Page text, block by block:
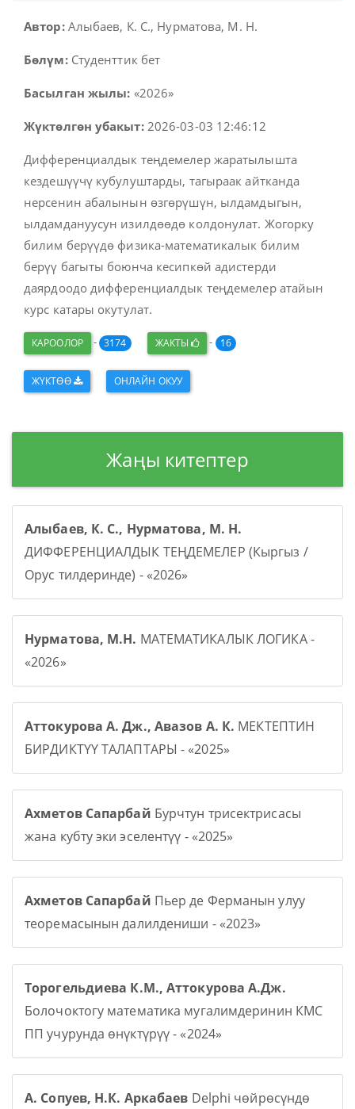
Автор:Алыбаев, К. С., Нурматова, М. Н.
Бөлүм:Студенттик бет
Басылган жылы: «2026»
Жүктөлгөн убакыт:2026-03-03 12:46:12
Дифференциалдык теңдемелер жаратылышта
кездешүүчү кубулуштарды, тагыраак айтканда
нерсенин абалынын өзгөрүшүн, ылдамдыгын,
ылдамдануусун изилдөөдө колдонулат. Жогорку
билим берүүдө физика-математикалык билим
берүү багыты боюнча кесипкөй адистерди
даярдоодо дифференциалдык теңдемелер атайын
курс катары окутулат.
КАРООЛОР - 3174 ЖАКТЫ - 16
ЖҮКТӨӨ ОНЛАЙН ОКУУ
Жаңы китептер
Алыбаев, К. С., Нурматова, М. Н.
ДИФФЕРЕНЦИАЛДЫК ТЕҢДЕМЕЛЕР (Кыргыз /
Орус тилдеринде) - «2026»
Нурматова, М.Н. МАТЕМАТИКАЛЫК ЛОГИКА -
«2026»
Аттокурова А. Дж., Авазов А. К. МЕКТЕПТИН
БИРДИКТҮҮ ТАЛАПТАРЫ - «2025»
Ахметов Сапарбай Бурчтун трисектрисасы
жана кубту эки эселентүү - «2025»
Ахметов Сапарбай Пьер де Ферманын улуу
теоремасынын далилдениши - «2023»
Торогельдиева К.М., Аттокурова А.Дж.
Болочоктогу математика мугалимдеринин КМС
ПП учурунда өнүктүрүү - «2024»
А. Сопуев, Н.К. Аркабаев Delphi чөйрөсүндө